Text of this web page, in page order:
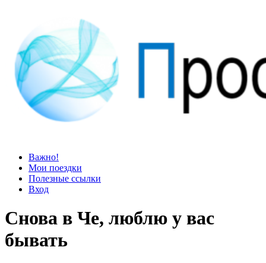
Просто блог
Мир удивительней, чем кажется
Важно!
Мои поездки
Полезные ссылки
Вход
Снова в Че, люблю у вас
бывать